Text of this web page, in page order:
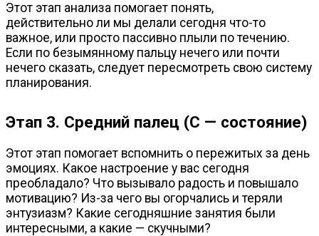
Этот этап анализа помогает понять,
действительно ли мы делали сегодня что-то
важное, или просто пассивно плыли по течению.
Если по безымянному пальцу нечего или почти
нечего сказать, следует пересмотреть свою систему
планирования.
Этап 3. Средний палец (С — состояние)
Этот этап помогает вспомнить о пережитых за день
эмоциях. Какое настроение у вас сегодня
преобладало? Что вызывало радость и повышало
мотивацию? Из-за чего вы огорчались и теряли
энтузиазм? Какие сегодняшние занятия были
интересными, а какие — скучными?